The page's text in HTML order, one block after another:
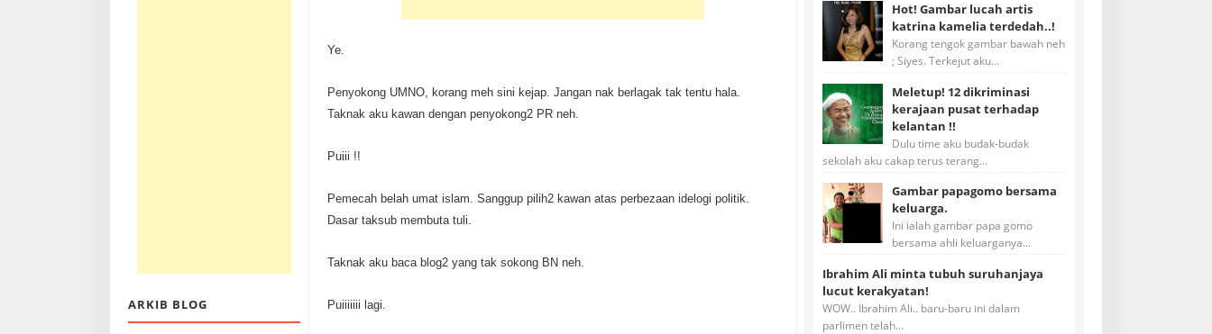
ARKIB BLOG
Ye.
Penyokong UMNO, korang meh sini kejap. Jangan nak berlagak tak tentu hala.
Taknak aku kawan dengan penyokong2 PR neh.
Puiii !!
Pemecah belah umat islam. Sanggup pilih2 kawan atas perbezaan idelogi politik.
Dasar taksub membuta tuli.
Taknak aku baca blog2 yang tak sokong BN neh.
Puiiiiiii lagi.
Hot! Gambar lucah artis
katrina kamelia terdedah..!
Korang tengok gambar bawah neh
; Siyes. Terkejut aku...
Meletup! 12 dikriminasi
kerajaan pusat terhadap
kelantan !!
Dulu time aku budak-budak
sekolah aku cakap terus terang...
Gambar papagomo bersama
keluarga.
Ini ialah gambar papa gomo
bersama ahli keluarganya...
Ibrahim Ali minta tubuh suruhanjaya
lucut kerakyatan!
WOW.. Ibrahim Ali.. baru-baru ini dalam
parlimen telah...